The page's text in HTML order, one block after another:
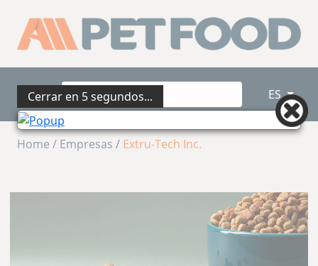
Cerrar en 4segundos... ES
Home / Empresas / Extru-Tech Inc.